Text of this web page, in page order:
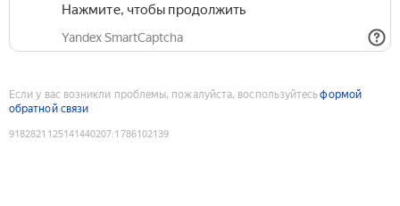
Нажмите, чтобы продолжить
Yandex SmartCaptcha
Если у вас возникли проблемы, пожалуйста, воспользуйтесьформой
обратной связи
9182821125141440207:1786102139